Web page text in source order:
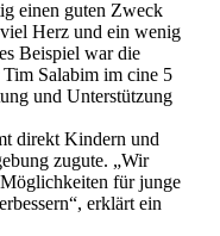
einen guten Zweck
Herz und ein wenig
Beispiel war die
Salabim im cine 5
und Unterstützung
direkt Kindern und
zugute. „Wir
für junge
erklärt ein